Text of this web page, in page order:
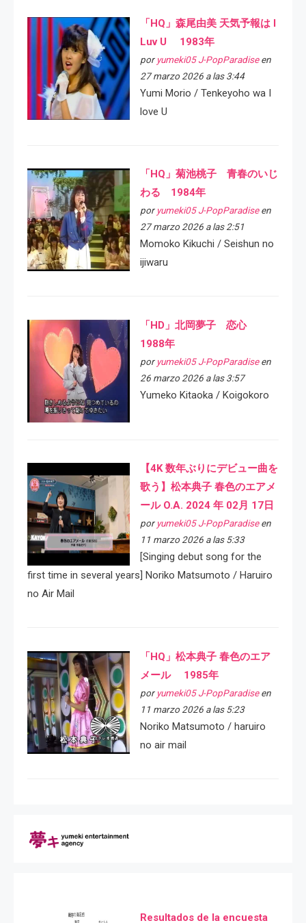
「HQ」森尾由美 天気予報は I
Luv U 1983年
por yumeki05 J-PopParadiseen
27 marzo 2026 a las 3:44
Yumi Morio / Tenkeyoho wa I
love U
「HQ」菊池桃子 青春のいじ
わる 1984年
por yumeki05 J-PopParadiseen
27 marzo 2026 a las 2:51
Momoko Kikuchi / Seishun no
ijiwaru
「HD」北岡夢子 恋心
1988年
por yumeki05 J-PopParadiseen
26 marzo 2026 a las 3:57
Yumeko Kitaoka / Koigokoro
【4K 数年ぶりにデビュー曲を
歌う】松本典子 春色のエアメ
ール O.A. 2024 年 02月 17日
por yumeki05 J-PopParadiseen
11 marzo 2026 a las 5:33
[Singing debut song for the
first time in several years] Noriko Matsumoto / Haruiro
no Air Mail
「HQ」松本典子 春色のエア
メール 1985年
por yumeki05 J-PopParadiseen
11 marzo 2026 a las 5:23
Noriko Matsumoto / haruiro
no air mail
Resultados de la encuesta